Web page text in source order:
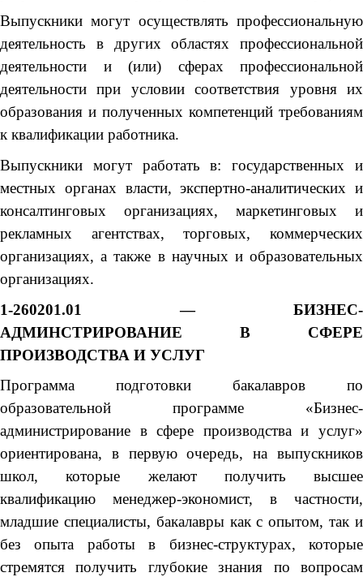
Выпускники могут осуществлять профессиональную
деятельность в других областях профессиональной
деятельности и (или) сферах профессиональной
деятельности при условии соответствия уровня их
образования и полученных компетенций требованиям
к квалификации работника.
Выпускники могут работать в: государственных и
местных органах власти, экспертно-аналитических и
консалтинговых организациях, маркетинговых и
рекламных агентствах, торговых, коммерческих
организациях, а также в научных и образовательных
организациях.
1-260201.01 — БИЗНЕС-
АДМИНСТРИРОВАНИЕ В СФЕРЕ
ПРОИЗВОДСТВА И УСЛУГ
Программа подготовки бакалавров по
образовательной программе «Бизнес-
администрирование в сфере производства и услуг»
ориентирована, в первую очередь, на выпускников
школ, которые желают получить высшее
квалификацию менеджер-экономист, в частности,
младшие специалисты, бакалавры как с опытом, так и
без опыта работы в бизнес-структурах, которые
стремятся получить глубокие знания по вопросам